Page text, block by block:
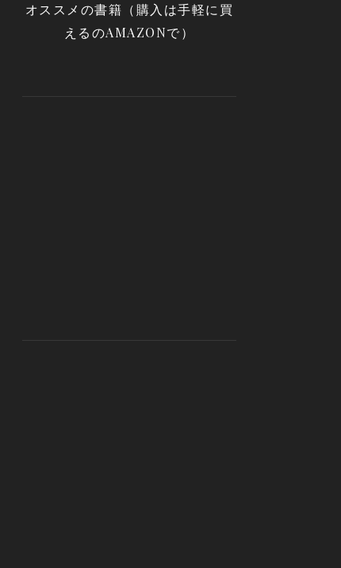
オススメの書籍（購入は手軽に買
えるのAMAZONで）